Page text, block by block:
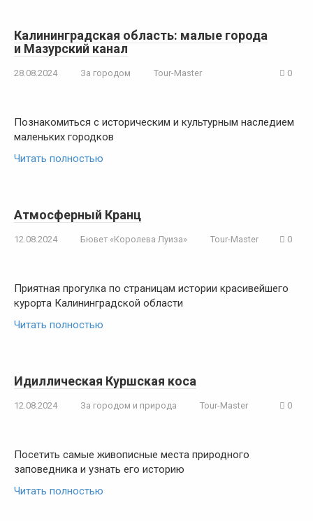
Калининградская область: малые города
и Мазурский канал
28.08.2024 За городом Tour-Master 0
Познакомиться с историческим и культурным наследием
маленьких городков
Читать полностью
Атмосферный Кранц
12.08.2024 Бювет «Королева Луиза» Tour-Master 0
Приятная прогулка по страницам истории красивейшего
курорта Калининградской области
Читать полностью
Идиллическая Куршская коса
12.08.2024 За городом и природа Tour-Master 0
Посетить самые живописные места природного
заповедника и узнать его историю
Читать полностью